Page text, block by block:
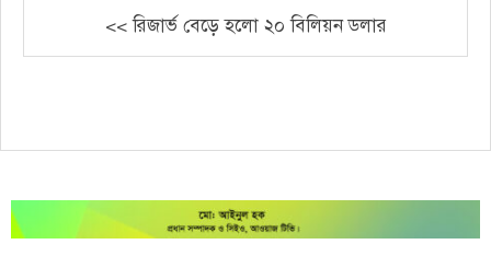
<< রিজার্ভ বেড়ে হলো ২০ বিলিয়ন ডলার